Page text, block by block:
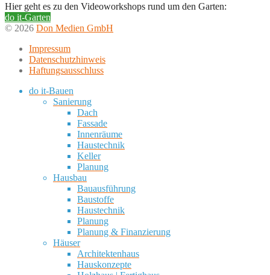
Hier geht es zu den Videoworkshops rund um den Garten:
do it-Garten
© 2026 Don Medien GmbH
Impressum
Datenschutzhinweis
Haftungsausschluss
do it-Bauen
Sanierung
Dach
Fassade
Innenräume
Haustechnik
Keller
Planung
Hausbau
Bauausführung
Baustoffe
Haustechnik
Planung
Planung & Finanzierung
Häuser
Architektenhaus
Hauskonzepte